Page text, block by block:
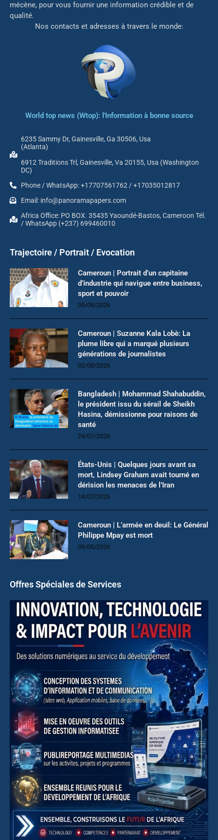
mécène, pour vous fournir une information crédible et de
qualité.
Nos contacts et adresses à travers le monde:
World top news (Wtop): l'Information à bonne source
6235 Sammy Dr, Gainesville, Ga 30506, Usa
(Atlanta)
6912 Traditions Trl, Gainesville, Va 20155, Usa (Washington
DC)
Phone / WhatsApp: +17707561762 / +17035012817
Email: info@panoramapapers.com
Africa Office: PO BOX. 35435 Yaoundé-Bastos, Cameroon Tél.
/ WhatsApp (+237) 699460010
Trajectoire / Portrait / Evocation
Cameroun | Portrait d’un capitaine
d’industrie qui navigue entre business,
sport et pouvoir
05/08/2026
Cameroun | Suzanne Kala Lobè: La
plume libre qui a marqué plusieurs
générations de journalistes
02/08/2026
Bangladesh | Mohammad Shahabuddin,
le président issu du sérail de Sheikh
Hasina, démissionne pour raisons de
santé
24/07/2026
États-Unis | Quelques jours avant sa
mort, Lindsey Graham avait tourné en
dérision les menaces de l’Iran
14/07/2026
Cameroun | L’armée en deuil: Le Général
Philippe Mpay est mort
09/05/2026
Offres Spéciales de Services